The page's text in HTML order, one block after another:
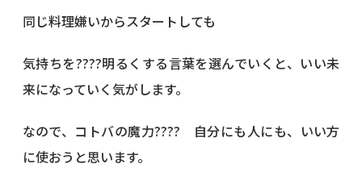
同じ料理嫌いからスタートしても
気持ちを????明るくする言葉を選んでいくと、いい未
来になっていく気がします。
なので、コトバの魔力???? 自分にも人にも、いい方
に使おうと思います。